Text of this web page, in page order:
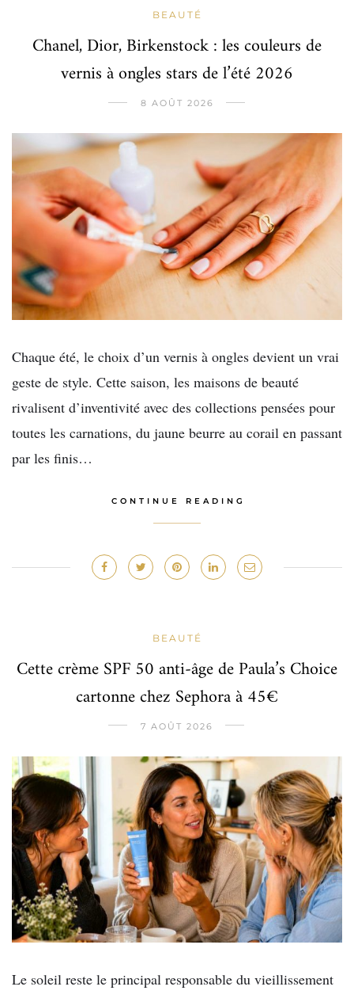
BEAUTÉ
Chanel, Dior, Birkenstock : les couleurs de
vernis à ongles stars de l’été 2026
8 AOÛT 2026
Chaque été, le choix d’un vernis à ongles devient un vrai
geste de style. Cette saison, les maisons de beauté
rivalisent d’inventivité avec des collections pensées pour
toutes les carnations, du jaune beurre au corail en passant
par les finis…
CONTINUE READING
BEAUTÉ
Cette crème SPF 50 anti-âge de Paula’s Choice
cartonne chez Sephora à 45€
7 AOÛT 2026
Le soleil reste le principal responsable du vieillissement